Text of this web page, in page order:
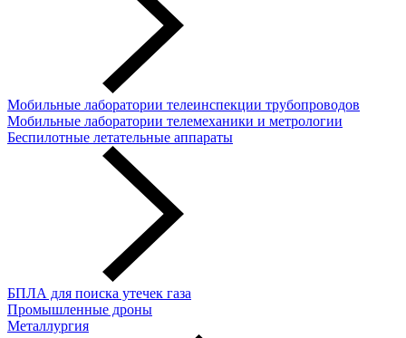
Мобильные лаборатории телеинспекции трубопроводов
Мобильные лаборатории телемеханики и метрологии
Беспилотные летательные аппараты
БПЛА для поиска утечек газа
Промышленные дроны
Металлургия